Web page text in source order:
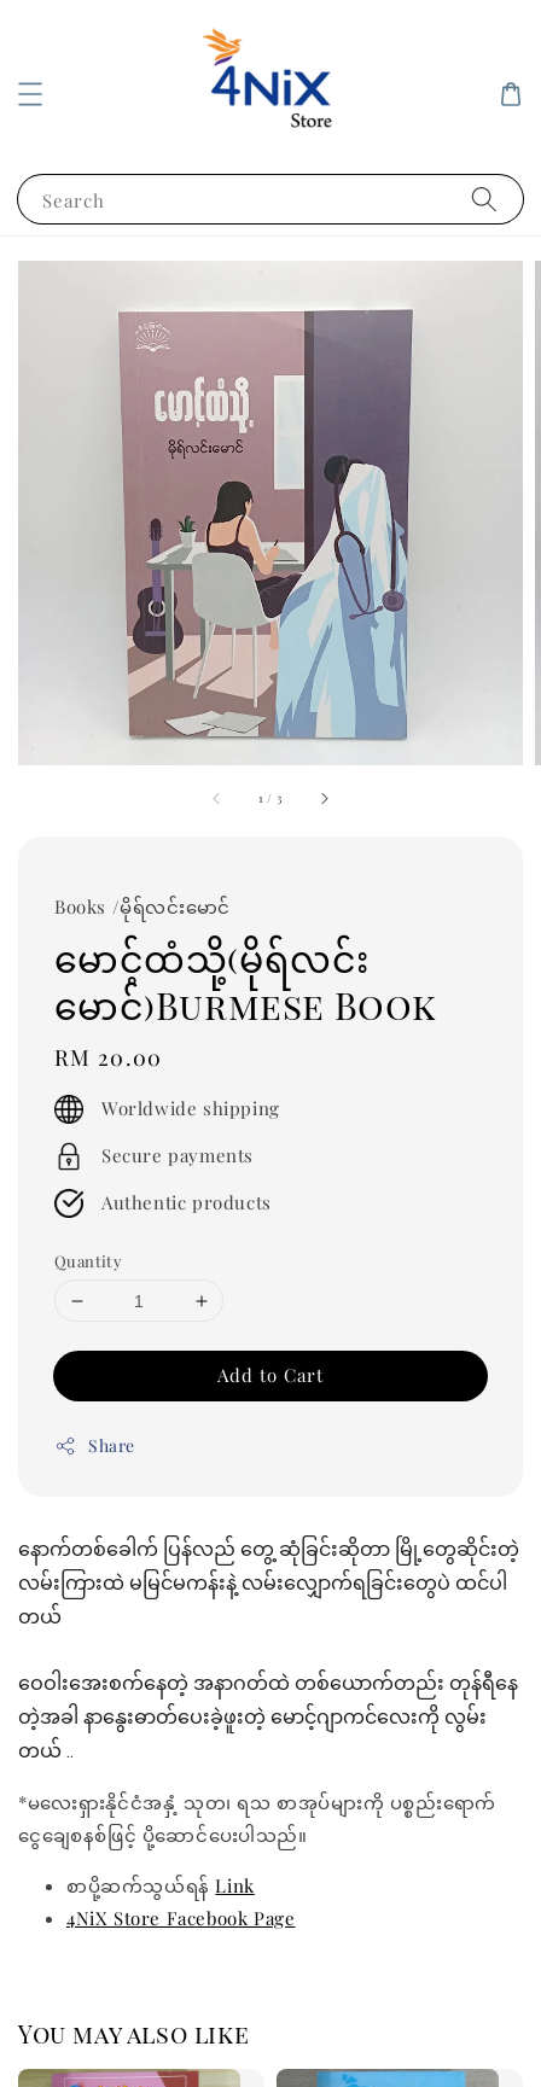
Search
1 / 3
Books /မိုရ်လင်းမောင်
မောင့်ထံသို့(မိုရ်လင်း
မောင်)Burmese Book
Regular
price
RM 20.00
Worldwide shipping
Secure payments
Authentic products
Quantity
Add to Cart
Share
နောက်တစ်ခေါက် ပြန်လည် တွေ့ ဆုံခြင်းဆိုတာ မြို့တွေဆိုင်းတဲ့
လမ်းကြားထဲ မမြင်မကန်းနဲ့ လမ်းလျှောက်ရခြင်းတွေပဲ ထင်ပါ
တယ်
ဝေဝါးအေးစက်နေတဲ့ အနာဂတ်ထဲ တစ်ယောက်တည်း တုန်ရီနေ
တဲ့အခါ နာနွေးဓာတ်ပေးခဲ့ဖူးတဲ့ မောင့်ဂျာကင်လေးကို လွမ်း
တယ် ..
*မလေးရှားနိုင်ငံအနှံ့ သုတ၊ ရသ စာအုပ်များကို ပစ္စည်းရောက်
ငွေချေစနစ်ဖြင့် ပို့ဆောင်ပေးပါသည်။
စာပို့ဆက်သွယ်ရန်Link
4NiX Store Facebook Page
You may also like